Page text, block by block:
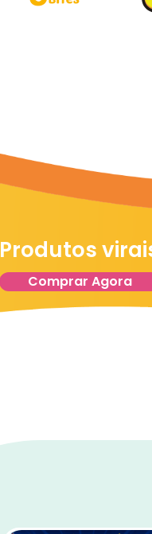
Produtos
Comprar Agora